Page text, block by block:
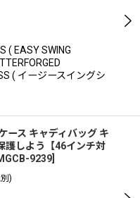
( EASY SWING
( イージースイングシ
ース キャディバッグ キ
護しよう【46インチ対
9239
)